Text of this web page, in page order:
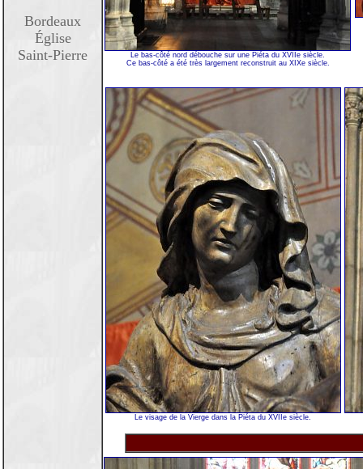
Bordeaux
Église
Saint-Pierre
Le bas-côté nord débouche sur une Piéta du XVIIe siècle.
Ce bas-côté a été très largement reconstruit au XIXe siècle.
Le visage de la Vierge dans la Piéta du XVIIe siècle.